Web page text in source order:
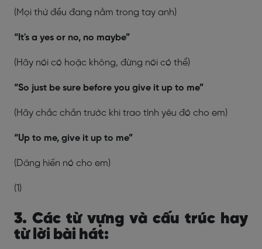
(Mọi thứ đều đang nằm trong tay anh)
“It's a yes or no, no maybe”
(Hãy nói có hoặc không, đừng nói có thể)
“So just be sure before you give it up to me”
(Hãy chắc chắn trước khi trao tình yêu đó cho em)
“Up to me, give it up to me”
(Dâng hiến nó cho em)
(1)
3. Các từ vựng và cấu trúc hay
từ lời bài hát: